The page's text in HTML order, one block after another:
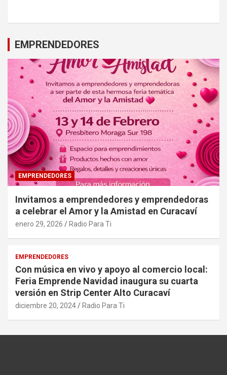
EMPRENDEDORES
EMPRENDEDORES
Invitamos a emprendedores y emprendedoras
a celebrar el Amor y la Amistad en Curacaví
enero 29, 2026 Radio Para Ti
EMPRENDEDORES
Con música en vivo y apoyo al comercio local:
Feria Emprende Navidad inaugura su cuarta
versión en Strip Center Alto Curacaví
diciembre 20, 2024 Radio Para Ti